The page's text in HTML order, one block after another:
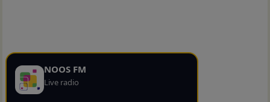
NOOS FM
Live radio